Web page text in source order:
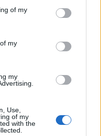
of my
my
my
Use,
of my
with the
κάλυψη με